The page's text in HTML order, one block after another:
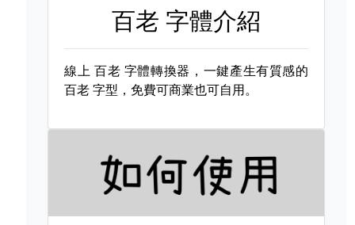
百老 字體介紹
線上 百老 字體轉換器，一鍵產生有質感的
百老 字型，免費可商業也可自用。